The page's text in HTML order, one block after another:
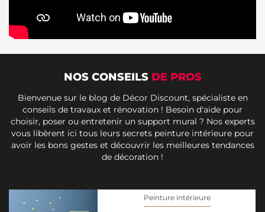
NOS CONSEILS DE PROS
Bienvenue sur le blog de Décor Discount, spécialiste en
conseils de travaux et rénovation ! Besoin d'aide pour
choisir, poser ou entretenir un support mural ? Nos experts
vous libèrent ici tous leurs secrets peinture intérieure pour
avoir les bons gestes et découvrir les meilleures tendances
de décoration !
Peinture intérieure